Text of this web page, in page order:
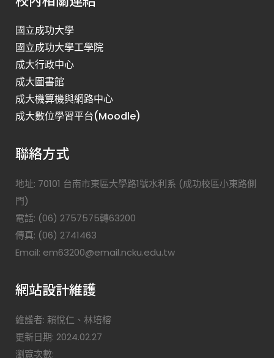
國立成功大學
國立成功大學工學院
成大行政中心
成大圖書館
成大機算機與網路中心
成大數位學習平台(Moodle)
聯絡方式
地址: 70101 台南市東區大學路1號水利系 (成功校區小東路側
門)
電話: (06) 2757575轉63200
傳真: (06) 2741463
Email: em63200@email.ncku.edu.tw
網站設計維護
維護者: 賴悅仁、林培榕
更新日期: 2024.02.27
瀏覽次數: